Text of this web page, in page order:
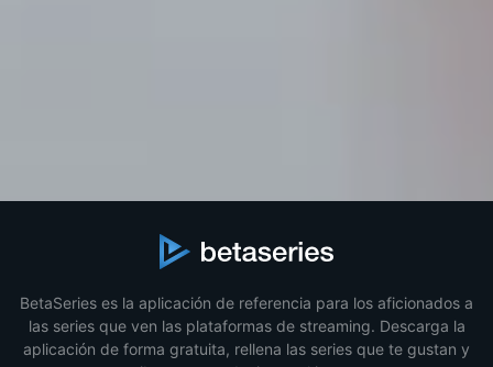
BetaSeries es la aplicación de referencia para los aficionados a
las series que ven las plataformas de streaming. Descarga la
aplicación de forma gratuita, rellena las series que te gustan y